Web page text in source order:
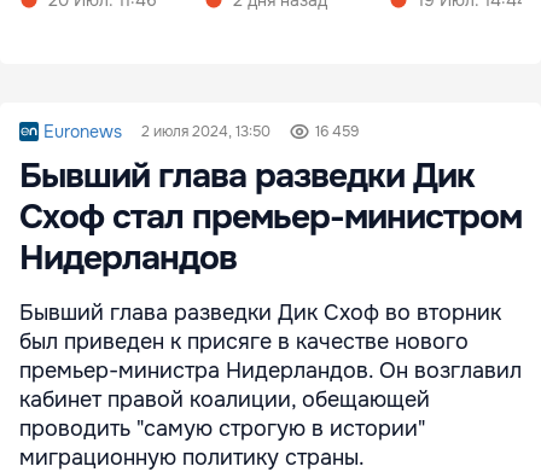
Euronews 2 июля 2024, 13:50 16 459
Бывший глава разведки Дик
Схоф стал премьер-министром
Нидерландов
Бывший глава разведки Дик Схоф во вторник
был приведен к присяге в качестве нового
премьер-министра Нидерландов. Он возглавил
кабинет правой коалиции, обещающей
проводить "самую строгую в истории"
миграционную политику страны.